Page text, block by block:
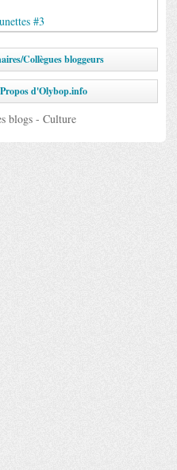
#3
Collègues bloggeurs
d'Olybop.info